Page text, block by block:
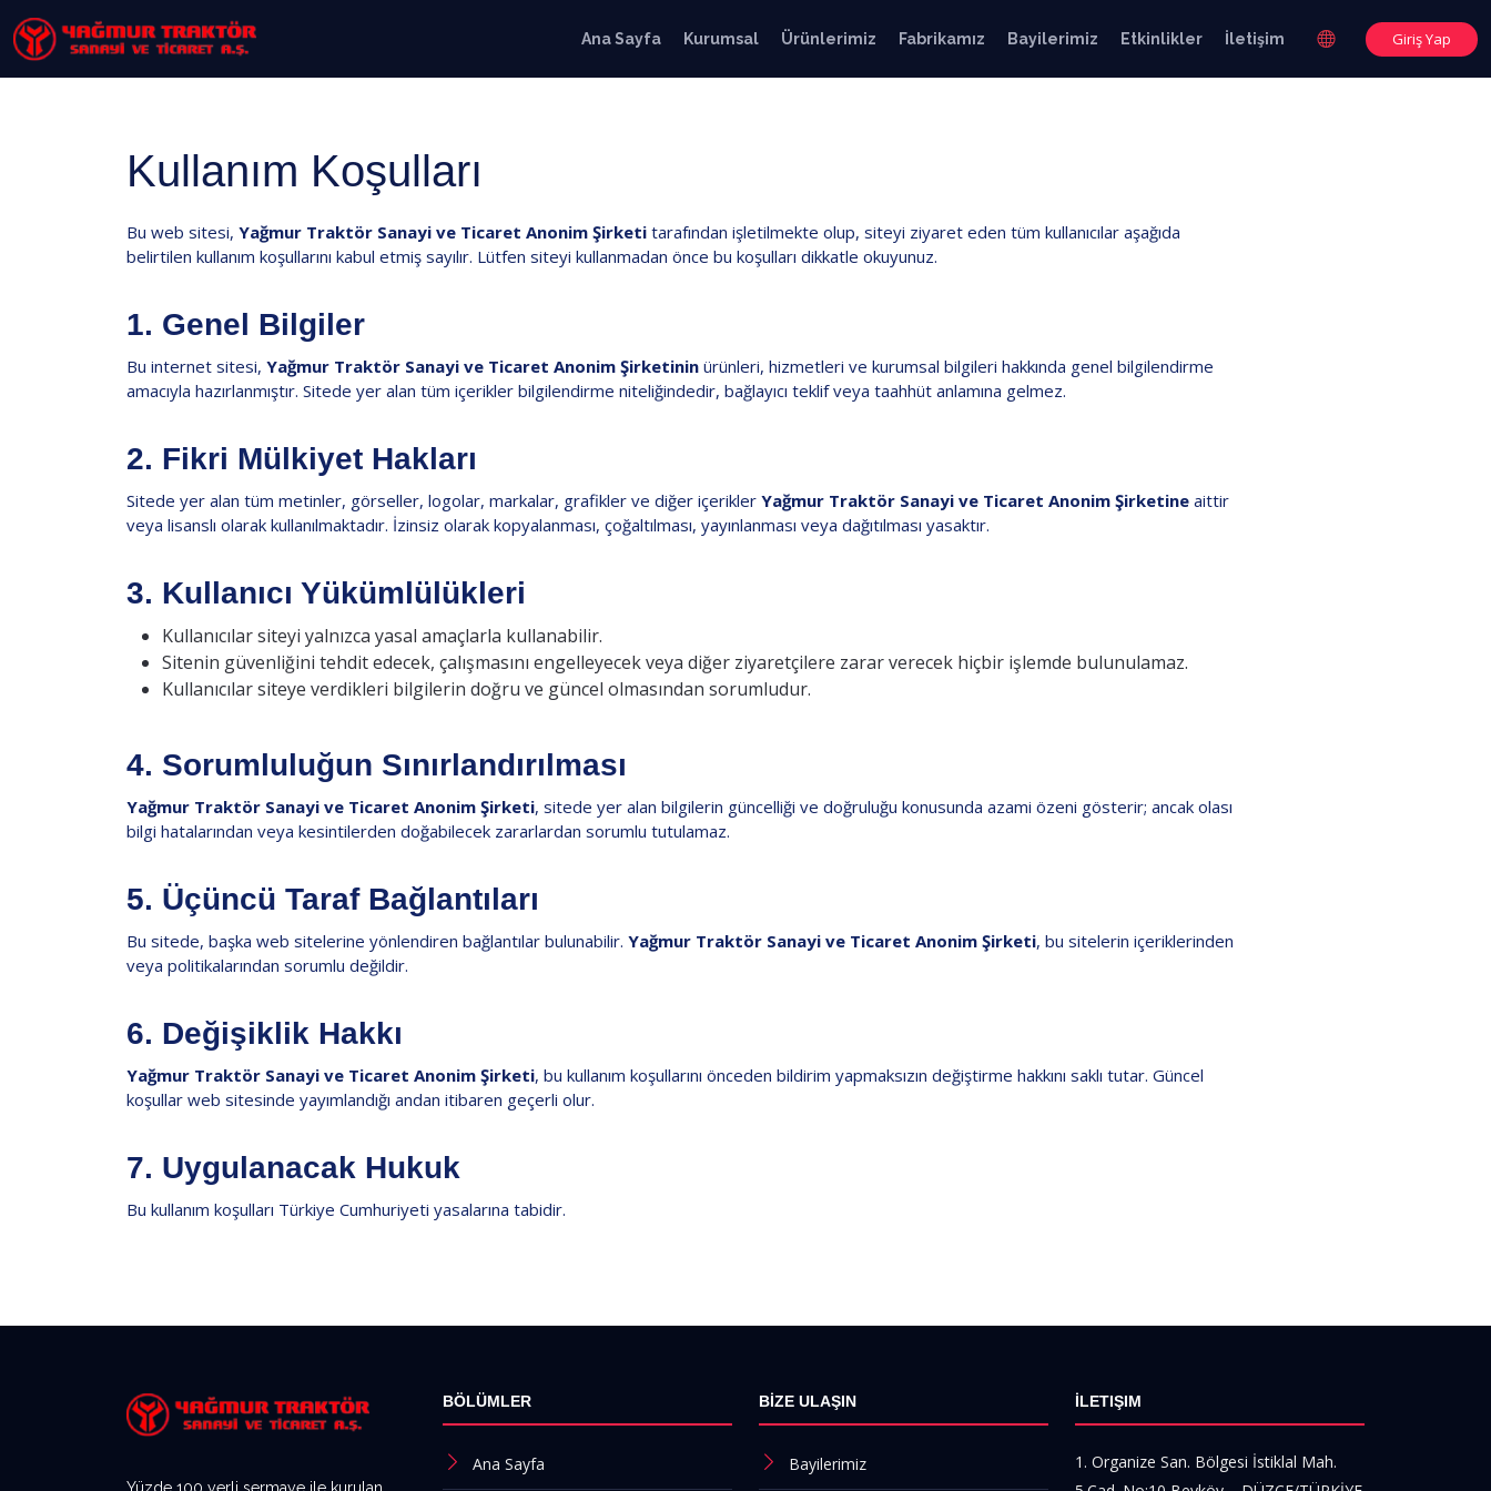
Ana Sayfa Kurumsal Ürünlerimiz Fabrikamız Bayilerimiz Etkinlikler İletişim Giriş Yap
Kullanım Koşulları
Bu web sitesi, Yağmur Traktör Sanayi ve Ticaret Anonim Şirketi tarafından işletilmekte olup, siteyi ziyaret eden tüm kullanıcılar aşağıda
belirtilen kullanım koşullarını kabul etmiş sayılır. Lütfen siteyi kullanmadan önce bu koşulları dikkatle okuyunuz.
1. Genel Bilgiler
Bu internet sitesi, Yağmur Traktör Sanayi ve Ticaret Anonim Şirketinin ürünleri, hizmetleri ve kurumsal bilgileri hakkında genel bilgilendirme
amacıyla hazırlanmıştır. Sitede yer alan tüm içerikler bilgilendirme niteliğindedir, bağlayıcı teklif veya taahhüt anlamına gelmez.
2. Fikri Mülkiyet Hakları
Sitede yer alan tüm metinler, görseller, logolar, markalar, grafikler ve diğer içerikler Yağmur Traktör Sanayi ve Ticaret Anonim Şirketine aittir
veya lisanslı olarak kullanılmaktadır. İzinsiz olarak kopyalanması, çoğaltılması, yayınlanması veya dağıtılması yasaktır.
3. Kullanıcı Yükümlülükleri
Kullanıcılar siteyi yalnızca yasal amaçlarla kullanabilir.
Sitenin güvenliğini tehdit edecek, çalışmasını engelleyecek veya diğer ziyaretçilere zarar verecek hiçbir işlemde bulunulamaz.
Kullanıcılar siteye verdikleri bilgilerin doğru ve güncel olmasından sorumludur.
4. Sorumluluğun Sınırlandırılması
Yağmur Traktör Sanayi ve Ticaret Anonim Şirketi, sitede yer alan bilgilerin güncelliği ve doğruluğu konusunda azami özeni gösterir; ancak olası
bilgi hatalarından veya kesintilerden doğabilecek zararlardan sorumlu tutulamaz.
5. Üçüncü Taraf Bağlantıları
Bu sitede, başka web sitelerine yönlendiren bağlantılar bulunabilir. Yağmur Traktör Sanayi ve Ticaret Anonim Şirketi, bu sitelerin içeriklerinden
veya politikalarından sorumlu değildir.
6. Değişiklik Hakkı
Yağmur Traktör Sanayi ve Ticaret Anonim Şirketi, bu kullanım koşullarını önceden bildirim yapmaksızın değiştirme hakkını saklı tutar. Güncel
koşullar web sitesinde yayımlandığı andan itibaren geçerli olur.
7. Uygulanacak Hukuk
Bu kullanım koşulları Türkiye Cumhuriyeti yasalarına tabidir.
BÖLÜMLER
Ana Sayfa
BİZE ULAŞIN
Bayilerimiz
İLETIŞIM
1. Organize San. Bölgesi İstiklal Mah.